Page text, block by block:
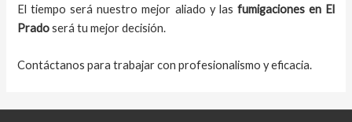
El tiempo será nuestro mejor aliado y las fumigaciones en El
Pradoserá tu mejor decisión.
Contáctanos para trabajar con profesionalismo y eficacia.